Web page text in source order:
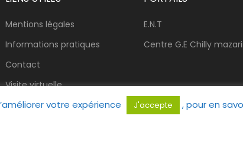
Mentions légales
Informations pratiques
Contact
Visite virtuelle
E.N.T
Centre G.E Chilly
votre expérience J'accepte , pour en